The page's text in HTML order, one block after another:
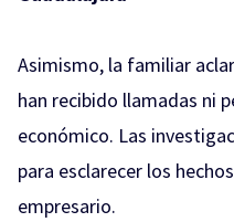
Asimismo, la familiar
han recibido llamadas ni
económico. Las
para esclarecer los
empresario.